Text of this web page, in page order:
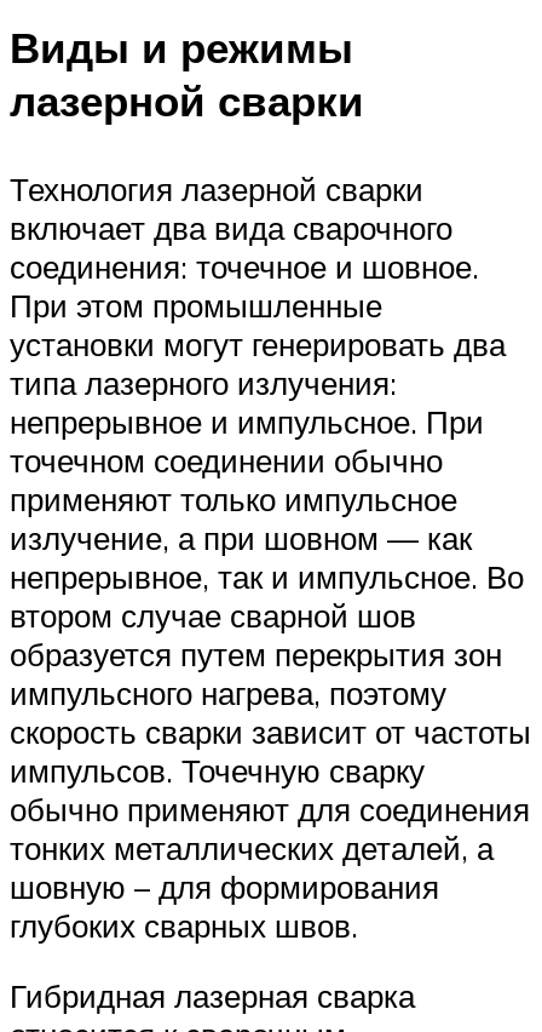
Виды и режимы
лазерной сварки
Технология лазерной сварки
включает два вида сварочного
соединения: точечное и шовное.
При этом промышленные
установки могут генерировать два
типа лазерного излучения:
непрерывное и импульсное. При
точечном соединении обычно
применяют только импульсное
излучение, а при шовном — как
непрерывное, так и импульсное. Во
втором случае сварной шов
образуется путем перекрытия зон
импульсного нагрева, поэтому
скорость сварки зависит от частоты
импульсов. Точечную сварку
обычно применяют для соединения
тонких металлических деталей, а
шовную – для формирования
глубоких сварных швов.
Гибридная лазерная сварка